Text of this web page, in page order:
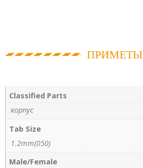
ПРИМЕТЫ
Classified Parts
корпус
Tab Size
1.2mm(050)
Male/Female